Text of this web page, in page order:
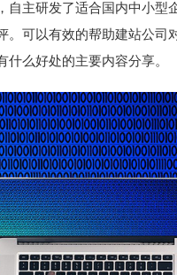
主研发了适合国内中小型
可以有效的帮助建站公司
么好处的主要内容分享。